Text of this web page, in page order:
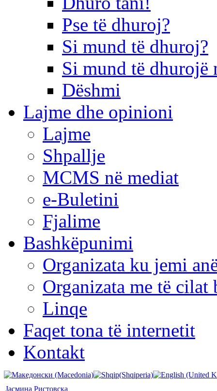
Pse të dhuroj?
Si mund të dhuroj?
Si mund të dhurojë
Dëshmi
Lajme dhe opinioni
Lajme
Shpallje
MCMS në mediat
e-Buletini
Fjalime
Bashkëpunimi
Organizata ku jemi
Organizata me të cilat
Linqe
Faqet tona të internetit
Kontakt
Јасмина Ристовска